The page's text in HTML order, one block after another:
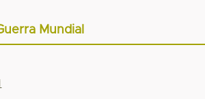
Mundial